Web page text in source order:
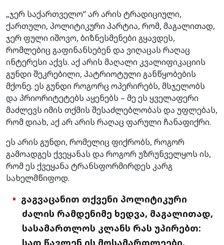
„ჯერ საქართველო“ არ არის ტრადიციული,
ქართული, პოლიტიკური პარტია, რომ, მაგალითად,
ჯერ ფული იშოვო, ბიზნესმენები გყავდეს,
რომლებიც გაფინანსებენ და ვიღაცას რაღაც
ინტერესი აქვს. აქ არის მაღალი კვალიფიკაციის
გუნდი შეკრებილი, პატრიოტული განწყობების
მქონე. ეს გუნდი როგორც ოპერირებს, მსჯელობს
და პრიორიტეტებს აყენებს – მე ეს ყველაფერი
მაძლევს იმის თქმის შესაძლებლობას და უფლებას,
რომ დიახ, აქ არ არის რაღაც ფარული ჩანაფიქრი.
ეს არის გუნდი, რომელიც ფიქრობს, როგორ
გამოადგეს ქვეყანას და როგორ უზრუნველყოს ის,
რომ ეს ქვეყანა ტრანსფორმირდეს კარგ
სახელმწიფოდ.
გაგვაცანით თქვენი პოლიტიკური
ძალის რამდენიმე ხედვა, მაგალითად,
სასამართლოს კლანს რას უპირებთ:
სად წავლენ ის მოსამართლეები,